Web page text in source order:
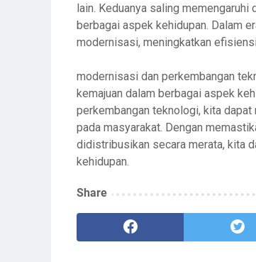
lain. Keduanya saling memengaruhi
berbagai aspek kehidupan. Dalam
modernisasi, meningkatkan
modernisasi dan perkembangan
kemajuan dalam berbagai aspek
perkembangan teknologi, kita
pada masyarakat. Dengan
didistribusikan secara merata, kita
kehidupan.
Share